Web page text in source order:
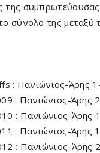
της
σύνολο της
: Πανιώνιος-Άρης
: Πανιώνιος-Άρης
: Πανιώνιος-Άρης
: Πανιώνιος-Άρης
: Πανιώνιος-Άρης